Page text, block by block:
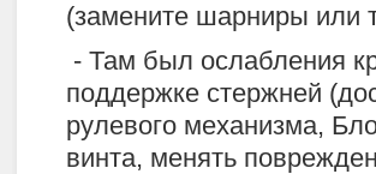
(замените шарниры или
- Там был ослабления
поддержке стержней
рулевого механизма,
винта, менять